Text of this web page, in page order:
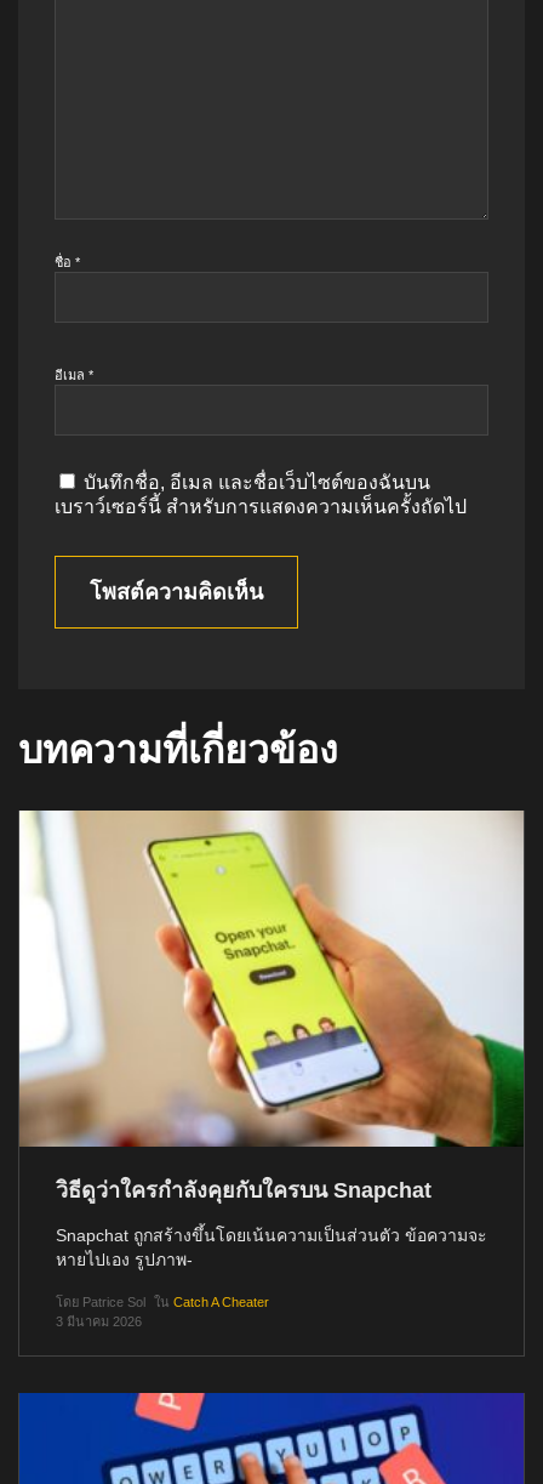
ชื่อ *
อีเมล *
บันทึกชื่อ, อีเมล และชื่อเว็บไซต์ของฉันบน
เบราว์เซอร์นี้ สำหรับการแสดงความเห็นครั้งถัดไป
โพสต์ความคิดเห็น
บทความที่เกี่ยวข้อง
วิธีดูว่าใครกำลังคุยกับใครบน Snapchat
Snapchat ถูกสร้างขึ้นโดยเน้นความเป็นส่วนตัว ข้อความจะ
หายไปเอง รูปภาพ-
โดย Patrice Sol ใน Catch A Cheater
3 มีนาคม 2026